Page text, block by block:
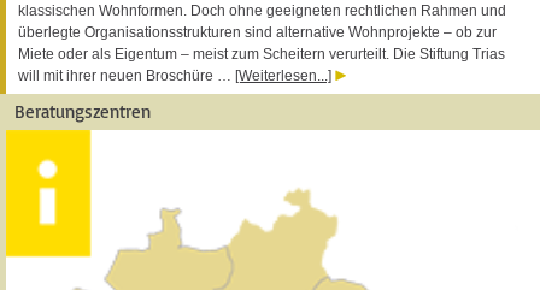
klassischen Wohnformen. Doch ohne geeigneten rechtlichen Rahmen und
überlegte Organisationsstrukturen sind alternative Wohnprojekte – ob zur
Miete oder als Eigentum – meist zum Scheitern verurteilt. Die Stiftung Trias
will mit ihrer neuen Broschüre … [Weiterlesen...]
Beratungszentren